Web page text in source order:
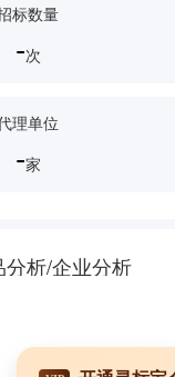
标数量
-次
理单位
-家
析/企业分析